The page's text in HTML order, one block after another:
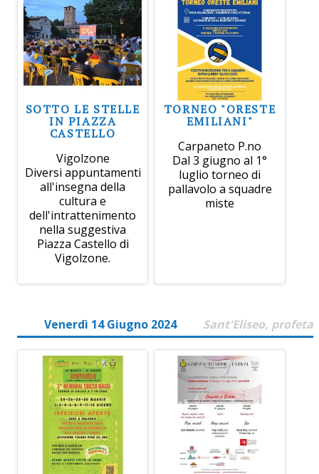
SOTTO LE STELLE
IN PIAZZA
CASTELLO
Vigolzone
Diversi appuntamenti
all'insegna della
cultura e
dell'intrattenimento
nella suggestiva
Piazza Castello di
Vigolzone.
TORNEO "ORESTE
EMILIANI"
Carpaneto P.no
Dal 3 giugno al 1°
luglio torneo di
pallavolo a squadre
miste
Venerdì 14 Giugno 2024 Sant'Eliseo, profeta